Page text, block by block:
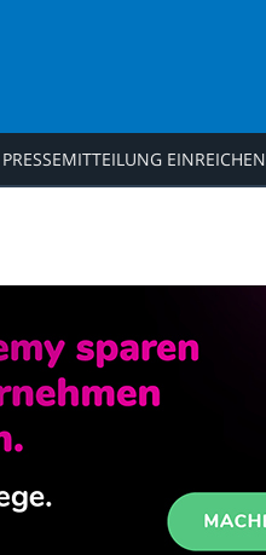
PRESSEMITTEILUNG EINREICHEN